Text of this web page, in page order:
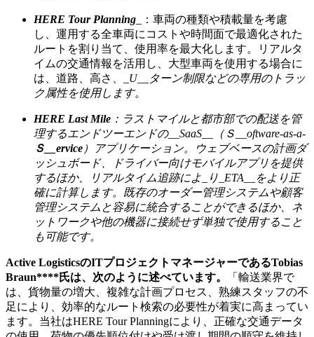
HERE Tour Planning _：車両の種類や積載量を考慮
し、運用する全車両にコストや時間面で最適化された
ルートを割り当て、使用率を最大化します。リアルタ
イムの交通情報を活用し、大型車両を使用する場合に
は、道路、高さ、_ U__ターン制限などの専用のトラッ
ク属性を使用します。
HERE Last Mile ：ラストマイルと都市部での配送を管
理するエンドツーエンドの__SaaS__（Ｓ__oftware-as-a-
Ｓ__ervice ）アプリケーション。ウェブベースの計画ダ
ッシュボード、ドライバー向けモバイルアプリを提供
するほか、リアルタイム追跡によ_り_ETA__をより正
確に計算します。既存のオーダー管理システムや顧客
管理システムと容易に統合することができるほか、ネ
ットワークや他の機器に接続せず単独で使用すること
も可能です。
Active LogisticsのITプロジェクトマネージャーであるTobias
Braun****氏は、次のように述べています。
「輸送業界で
は、貨物量の増大、複雑な計画プロセス、熟練スタッフの不
足により、効率的なルート検索の必要性が着実に高まってい
ます。当社はHERE Tour Planningにより、正確な交通データ